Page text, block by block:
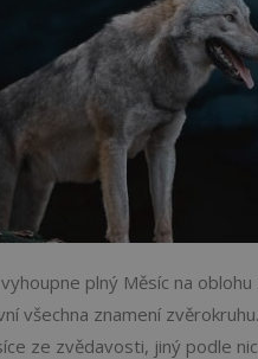
plný Měsíc na
všechna znamení
ze zvědavosti, jiný podle